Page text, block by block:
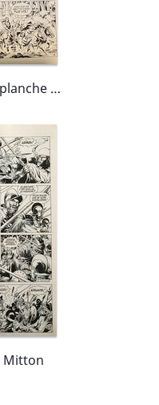
Jean-Yves Mitton, planche originale, Var Victis T4, "Millon, le Charmeur d'Orages".
Mitton